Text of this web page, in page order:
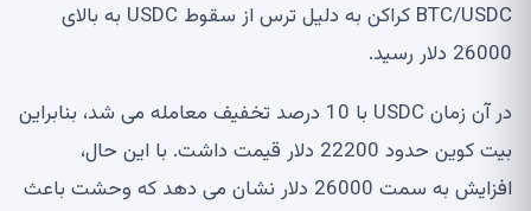
BTC/USDC کراکن به دلیل ترس از سقوط USDC به بالای
26000 دلار رسید.
در آن زمان USDC با 10 درصد تخفیف معامله می شد، بنابراین
بیت کوین حدود 22200 دلار قیمت داشت. با این حال،
افزایش به سمت 26000 دلار نشان می دهد که وحشت باعث